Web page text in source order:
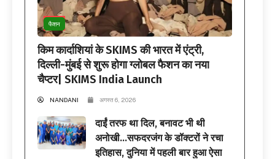
फैशन
किम कार्दाशियां के SKIMS की भारत में एंट्री,
दिल्ली-मुंबई से शुरू होगा ग्लोबल फैशन का नया
चैप्टर| SKIMS India Launch
NANDANI अगस्त 6, 2026
दाईं तरफ था दिल, बनावट भी थी
अनोखी…सफदरजंग के डॉक्टरों ने रचा
इतिहास, दुनिया में पहली बार हुआ ऐसा